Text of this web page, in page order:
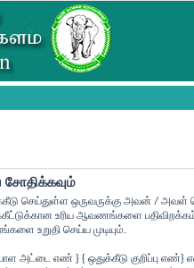
செய்துள்ள ஒருவருக்கு அவன் / அவள்
உரிய ஆவணங்களை
உறுதி செய்ய முடியும்.
அட்டை எண் } { ஒதுக்கீடு குறிப்பு எண்}